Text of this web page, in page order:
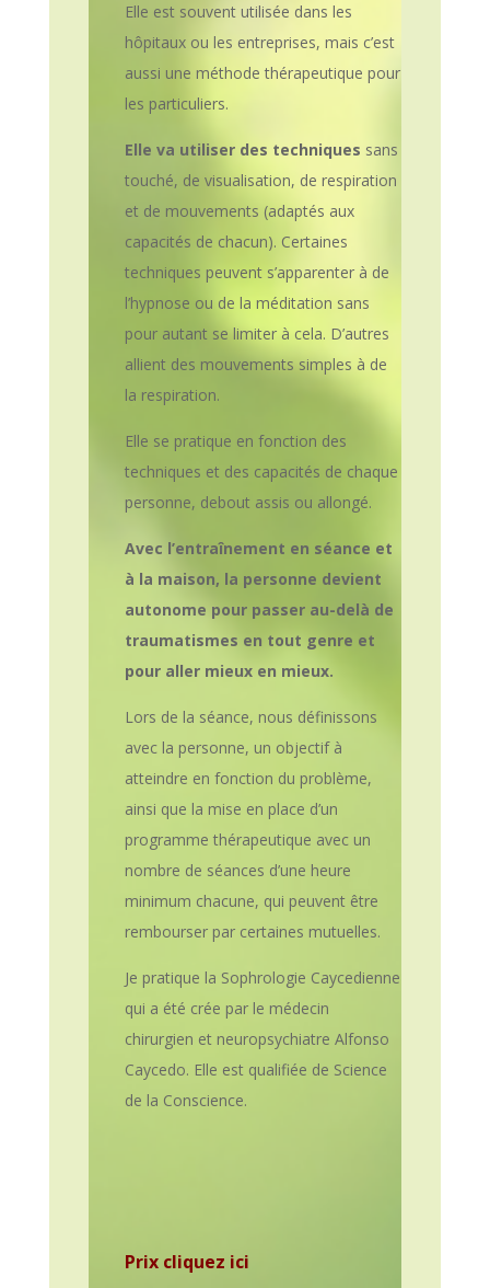
Elle est souvent utilisée dans les
hôpitaux ou les entreprises, mais c’est
aussi une méthode thérapeutique pour
les particuliers.
Elle va utiliser des techniques sans
touché, de visualisation, de respiration
et de mouvements (adaptés aux
capacités de chacun). Certaines
techniques peuvent s’apparenter à de
l’hypnose ou de la méditation sans
pour autant se limiter à cela. D’autres
allient des mouvements simples à de
la respiration.
Elle se pratique en fonction des
techniques et des capacités de chaque
personne, debout assis ou allongé.
Avec l’entraînement en séance et
à la maison, la personne devient
autonome pour passer au-delà de
traumatismes en tout genre et
pour aller mieux en mieux.
Lors de la séance, nous définissons
avec la personne, un objectif à
atteindre en fonction du problème,
ainsi que la mise en place d’un
programme thérapeutique avec un
nombre de séances d’une heure
minimum chacune, qui peuvent être
rembourser par certaines mutuelles.
Je pratique la Sophrologie Caycedienne
qui a été crée par le médecin
chirurgien et neuropsychiatre Alfonso
Caycedo. Elle est qualifiée de Science
de la Conscience.
Prix cliquez ici